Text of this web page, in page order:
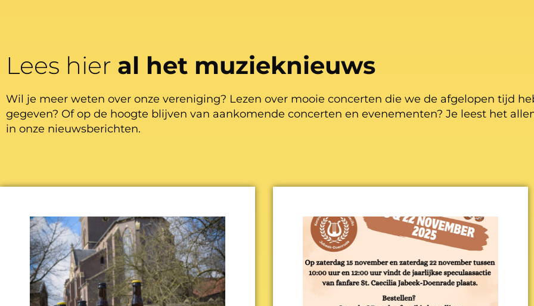
Lees hier al het muzieknieuws
Wil je meer weten over onze vereniging? Lezen over mooie concerten die we de afgelopen tijd
gegeven? Of op de hoogte blijven van aankomende concerten en evenementen? Je leest het
in onze nieuwsberichten.